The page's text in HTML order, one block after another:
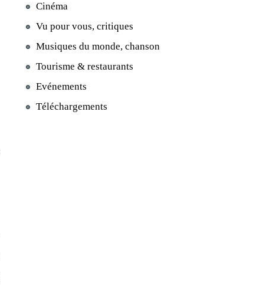
Cinéma
Vu pour vous, critiques
Musiques du monde, chanson
Tourisme & restaurants
Evénements
Téléchargements